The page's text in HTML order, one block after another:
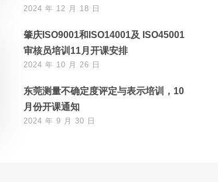
2024 年 12 月 18 日
肇庆ISO9001和ISO14001及 ISO45001
审核员培训11月开课安排
2024 年 10 月 26 日
东莞测量不确定度评定与表示培训，10
月份开课通知
2024 年 9 月 30 日